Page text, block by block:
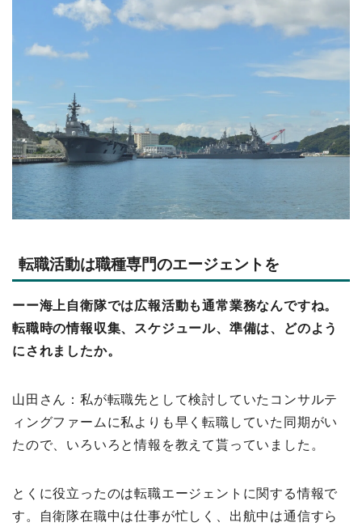
転職活動は職種専門のエージェントを
ーー海上自衛隊では広報活動も通常業務なんですね。
転職時の情報収集、スケジュール、準備は、どのよう
にされましたか。
山田さん：私が転職先として検討していたコンサルテ
ィングファームに私よりも早く転職していた同期がい
たので、いろいろと情報を教えて貰っていました。
とくに役立ったのは転職エージェントに関する情報で
す。自衛隊在職中は仕事が忙しく、出航中は通信すら